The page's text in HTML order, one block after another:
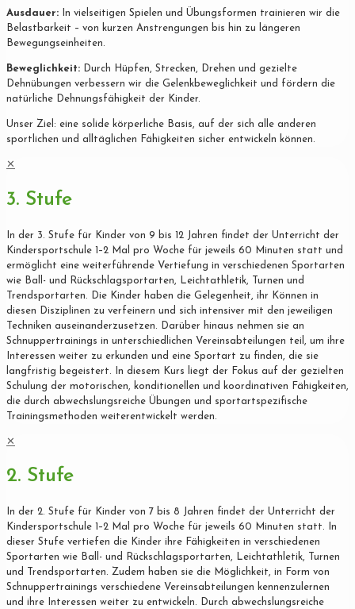
Ausdauer: In vielseitigen Spielen und Übungsformen trainieren wir die
Belastbarkeit – von kurzen Anstrengungen bis hin zu längeren
Bewegungseinheiten.
Beweglichkeit: Durch Hüpfen, Strecken, Drehen und gezielte
Dehnübungen verbessern wir die Gelenkbeweglichkeit und fördern die
natürliche Dehnungsfähigkeit der Kinder.
Unser Ziel: eine solide körperliche Basis, auf der sich alle anderen
sportlichen und alltäglichen Fähigkeiten sicher entwickeln können.
✕
3. Stufe
In der 3. Stufe für Kinder von 9 bis 12 Jahren findet der Unterricht der
Kindersportschule 1–2 Mal pro Woche für jeweils 60 Minuten statt und
ermöglicht eine weiterführende Vertiefung in verschiedenen Sportarten
wie Ball- und Rückschlagsportarten, Leichtathletik, Turnen und
Trendsportarten. Die Kinder haben die Gelegenheit, ihr Können in
diesen Disziplinen zu verfeinern und sich intensiver mit den jeweiligen
Techniken auseinanderzusetzen. Darüber hinaus nehmen sie an
Schnuppertrainings in unterschiedlichen Vereinsabteilungen teil, um ihre
Interessen weiter zu erkunden und eine Sportart zu finden, die sie
langfristig begeistert. In diesem Kurs liegt der Fokus auf der gezielten
Schulung der motorischen, konditionellen und koordinativen Fähigkeiten,
die durch abwechslungsreiche Übungen und sportartspezifische
Trainingsmethoden weiterentwickelt werden.
✕
2. Stufe
In der 2. Stufe für Kinder von 7 bis 8 Jahren findet der Unterricht der
Kindersportschule 1–2 Mal pro Woche für jeweils 60 Minuten statt. In
dieser Stufe vertiefen die Kinder ihre Fähigkeiten in verschiedenen
Sportarten wie Ball- und Rückschlagsportarten, Leichtathletik, Turnen
und Trendsportarten. Zudem haben sie die Möglichkeit, in Form von
Schnuppertrainings verschiedene Vereinsabteilungen kennenzulernen
und ihre Interessen weiter zu entwickeln. Durch abwechslungsreiche